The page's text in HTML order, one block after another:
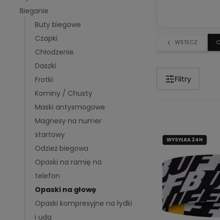
Bieganie
Buty biegowe
Czapki
Chłodzenie
Daszki
Frotki
Kominy / Chusty
Maski antysmogowe
Magnesy na numer
startowy
Odzież biegowa
Opaski na ramię na
telefon
Opaski na głowę
Opaski kompresyjne na łydki
i uda
WSTECZ
Filtry
WYSYŁKA 24H